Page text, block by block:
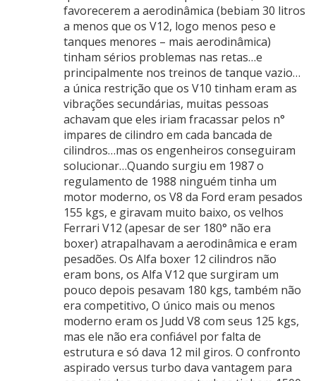
favorecerem a aerodinâmica (bebiam 30 litros
a menos que os V12, logo menos peso e
tanques menores – mais aerodinâmica)
tinham sérios problemas nas retas…e
principalmente nos treinos de tanque vazio…
a única restrição que os V10 tinham eram as
vibrações secundárias, muitas pessoas
achavam que eles iriam fracassar pelos n°
impares de cilindro em cada bancada de
cilindros…mas os engenheiros conseguiram
solucionar…Quando surgiu em 1987 o
regulamento de 1988 ninguém tinha um
motor moderno, os V8 da Ford eram pesados
155 kgs, e giravam muito baixo, os velhos
Ferrari V12 (apesar de ser 180° não era
boxer) atrapalhavam a aerodinâmica e eram
pesadões. Os Alfa boxer 12 cilindros não
eram bons, os Alfa V12 que surgiram um
pouco depois pesavam 180 kgs, também não
era competitivo, O único mais ou menos
moderno eram os Judd V8 com seus 125 kgs,
mas ele não era confiável por falta de
estrutura e só dava 12 mil giros. O confronto
aspirado versus turbo dava vantagem para